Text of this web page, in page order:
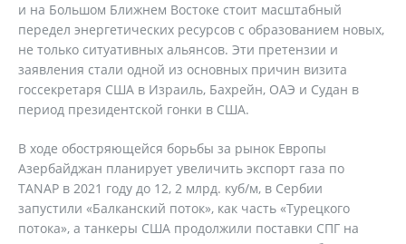
и на Большом Ближнем Востоке стоит масштабный
передел энергетических ресурсов с образованием новых,
не только ситуативных альянсов. Эти претензии и
заявления стали одной из основных причин визита
госсекретаря США в Израиль, Бахрейн, ОАЭ и Судан в
период президентской гонки в США.
В ходе обостряющейся борьбы за рынок Европы
Азербайджан планирует увеличить экспорт газа по
TANAP в 2021 году до 12, 2 млрд. куб/м, в Сербии
запустили «Балканский поток», как часть «Турецкого
потока», а танкеры США продолжили поставки СПГ на